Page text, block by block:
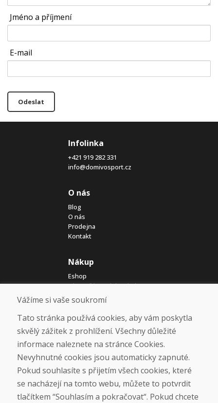
Jméno a příjmení
E-mail
Odeslat
Infolinka
+421 919 282 331
info@domivosport.cz
O nás
Blog
O nás
Prodejna
Kontakt
Nákup
Eshop
Jak posíláme elektrokola
Obchodní podmínky
Doprava
Platba
Vrácení a výměna zboží
Ochrana osobních údajů
Cookies
Sociální sítě
Vážíme si vaše soukromí
Tato stránka používá cookies, aby vám poskytla
skvělý zážitek z prohlížení. Všechny důležité
informace naleznete na stránce Cookies.
Nevyhnutné cookies jsou automaticky zapnuté.
Pokud souhlasíte s přijetím všech cookies, které
se nacházejí na tomto webu, můžete to potvrdit
tlačítkem “Souhlasím a pokračovat“. Pokud chcete